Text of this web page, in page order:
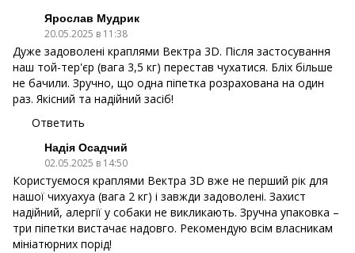
Ярослав Мудрик
20.05.2025 в 11:38
Дуже задоволені краплями Вектра 3D. Після застосування
наш той-тер'єр (вага 3,5 кг) перестав чухатися. Бліх більше
не бачили. Зручно, що одна піпетка розрахована на один
раз. Якісний та надійний засіб!
Ответить
Надія Осадчий
02.05.2025 в 14:50
Користуємося краплями Вектра 3D вже не перший рік для
нашої чихуахуа (вага 2 кг) і завжди задоволені. Захист
надійний, алергії у собаки не викликають. Зручна упаковка –
три піпетки вистачає надовго. Рекомендую всім власникам
мініатюрних порід!